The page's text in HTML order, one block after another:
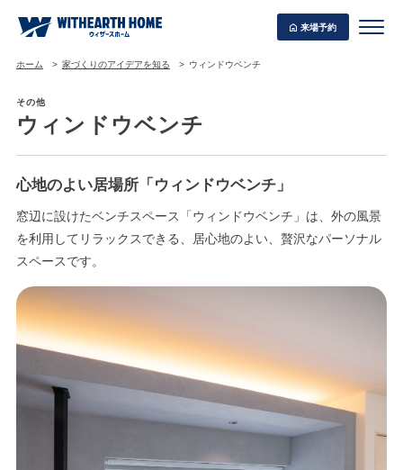
来場予約
WITHEARTH HOME の BEST PLAN
エリア限定商品
ホーム 家づくりのアイデアを知る ウィンドウベンチ
その他
ウィンドウベンチ
心地のよい居場所「ウィンドウベンチ」
窓辺に設けたベンチスペース「ウィンドウベンチ」は、外の風景
を利用してリラックスできる、居心地のよい、贅沢なパーソナル
スペースです。